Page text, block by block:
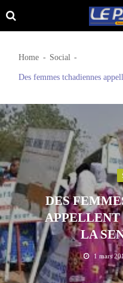
Skip
to
Skip
to
Home Social
Des femmes tchadiennes
DES
APPELLENT
LA
1 mars